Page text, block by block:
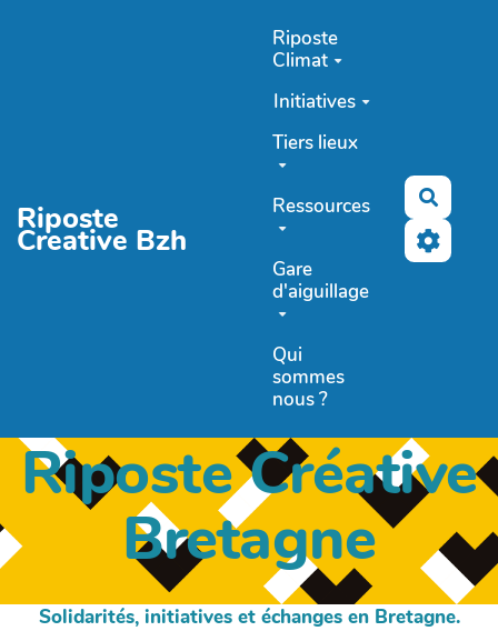
Riposte
Creative Bzh
Riposte
Climat
Initiatives
Tiers lieux
Ressources
Gare
d'aiguillage
Qui
sommes
nous ?
Riposte Créative
Bretagne
Solidarités, initiatives et échanges en Bretagne.